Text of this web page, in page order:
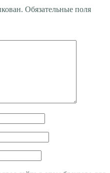
Обязательные поля